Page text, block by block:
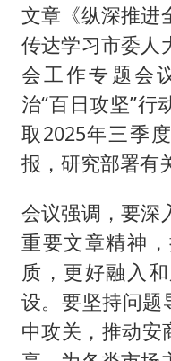
文章《纵深推进
传达学习市委人
会工作专题会
治“百日攻坚”行
取2025年三季
报，研究部署有
会议强调，要深
重要文章精神
质，更好融入
设。要坚持问题
中攻关，推动安